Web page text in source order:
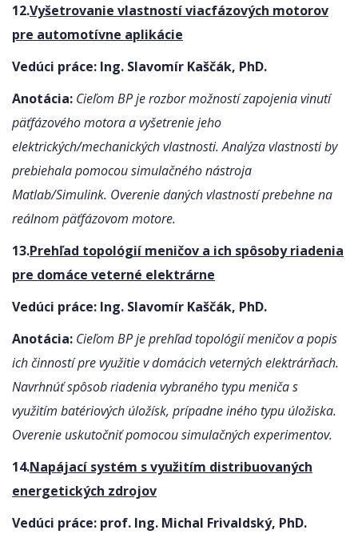
12.Vyšetrovanie vlastností viacfázových motorov
pre automotívne aplikácie
Vedúci práce: Ing. Slavomír Kaščák, PhD.
Anotácia: Cieľom BP je rozbor možností zapojenia vinutí
päťfázového motora a vyšetrenie jeho
elektrických/mechanických vlastnosti. Analýza vlastnosti by
prebiehala pomocou simulačného nástroja
Matlab/Simulink. Overenie daných vlastností prebehne na
reálnom päťfázovom motore.
13.Prehľad topológií meničov a ich spôsoby riadenia
pre domáce veterné elektrárne
Vedúci práce: Ing. Slavomír Kaščák, PhD.
Anotácia: Cieľom BP je prehľad topológií meničov a popis
ich činností pre využitie v domácich veterných elektrárňach.
Navrhnúť spôsob riadenia vybraného typu meniča s
využitím batériových úložísk, prípadne iného typu úložiska.
Overenie uskutočniť pomocou simulačných experimentov.
14.Napájací systém s využitím distribuovaných
energetických zdrojov
Vedúci práce: prof. Ing. Michal Frivaldský, PhD.